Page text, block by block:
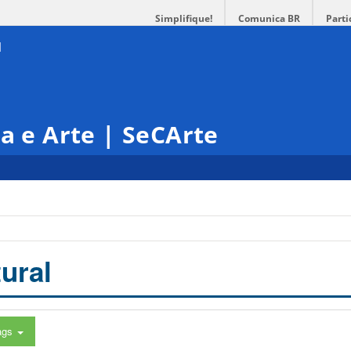
Simplifique! Comunica BR
e Arte | SeCArte